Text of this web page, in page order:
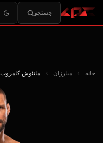
جستجو
خانه › مبارزان › ماتئوش گامروت